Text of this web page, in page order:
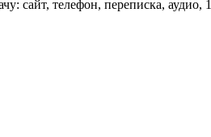
сайт, телефон, переписка, аудио,